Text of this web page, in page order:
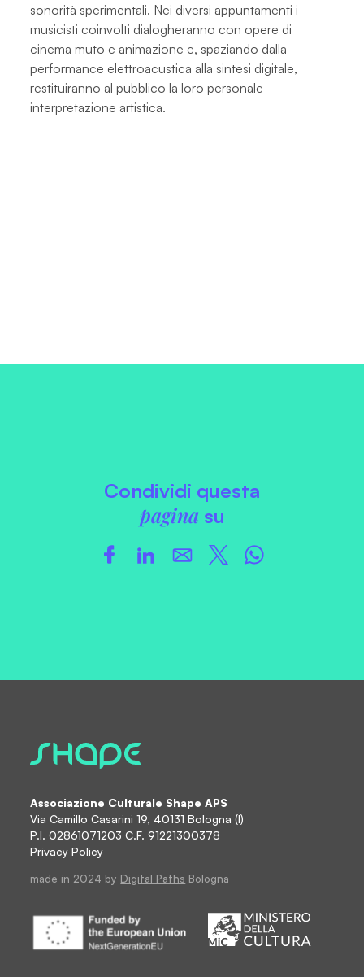
sonorità sperimentali. Nei diversi appuntamenti i
musicisti coinvolti dialogheranno con opere di
cinema muto e animazione e, spaziando dalla
performance elettroacustica alla sintesi digitale,
restituiranno al pubblico la loro personale
interpretazione artistica.
Condividi questa
paginasu
Associazione Culturale Shape APS
Via Camillo Casarini 19, 40131 Bologna (I)
P.I. 02861071203 C.F. 91221300378
Privacy Policy
made in 2024 by Digital Paths Bologna